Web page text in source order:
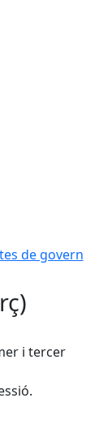
de govern
i tercer